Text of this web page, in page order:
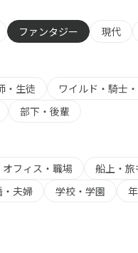
ファンタジー 現代
・生徒 ワイルド・騎士
部下・後輩
オフィス・職場 船上・旅
夫婦 学校・学園